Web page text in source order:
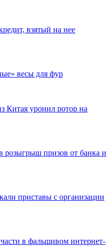
взятый на нее
весы для фур
Китая уронил ротор на
розыгрыш призов от банка и
приставы с организации
в фальшивом интернет-